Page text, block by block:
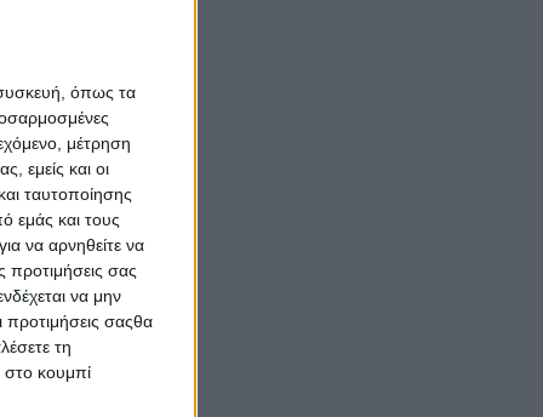
όπως τα
μέτρηση
εμείς και οι
ταυτοποίησης
εμάς και τους
να αρνηθείτε να
προτιμήσεις σας
να μην
προτιμήσεις σαςθα
τη
στο κουμπί